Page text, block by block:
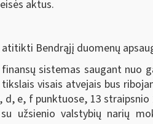
aktus.
Bendrąjį duomenų
sistemas saugant nuo
visais atvejais bus
e, f punktuose, 13
užsienio valstybių narių